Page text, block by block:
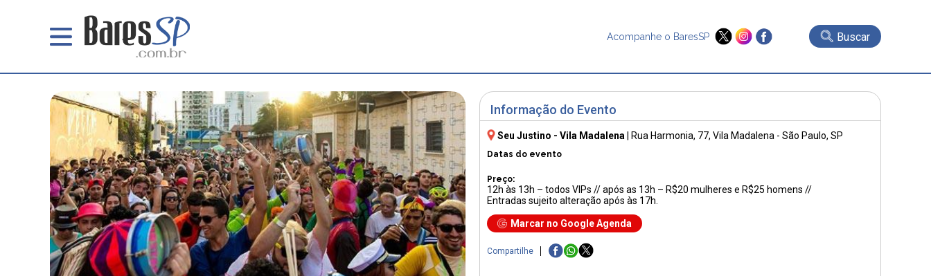
Acompanhe o BaresSP Buscar
Informação do Evento
Seu Justino - Vila Madalena Rua Harmonia, 77, Vila Madalena - São Paulo, SP
Datas do evento
Preço:
12h às 13h – todos VIPs // após as 13h – R$20 mulheres e R$25 homens //
Entradas sujeito alteração após às 17h.
Marcar no Google Agenda
Compartilhe